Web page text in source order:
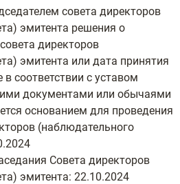
совета директоров
эмитента решения о
директоров
эмитента или дата принятия
соответствии с уставом
документами или обычаями
основанием для проведения
(наблюдательного
Совета директоров
эмитента: 22.10.2024